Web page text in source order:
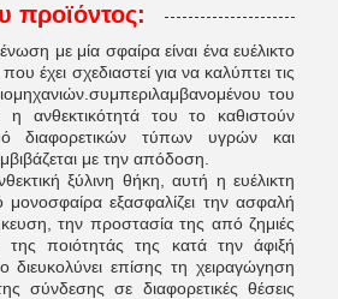
προϊόντος:
με μία σφαίρα είναι ένα ευέλικτο
έχει σχεδιαστεί για να καλύπτει τις
του
η ανθεκτικότητά του το καθιστούν
διαφορετικών τύπων υγρών και
με την απόδοση.
ξύλινη θήκη, αυτή η ευέλικτη
εξασφαλίζει την ασφαλή
την προστασία της από ζημιές
της ποιότητάς της κατά την άφιξή
διευκολύνει επίσης τη χειραγώγηση
σύνδεσης σε διαφορετικές θέσεις